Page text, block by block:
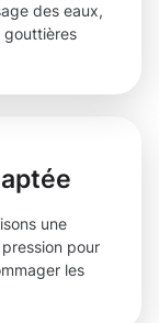
des eaux,
gouttières
une
pour
les